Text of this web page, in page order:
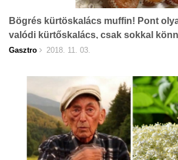
Bögrés kürtöskalács muffin! Pont
valódi kürtőskalács, csak sokkal
Gasztro 2018. 11. 03.